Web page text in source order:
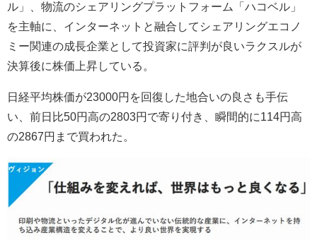
ル」、物流のシェアリングプラットフォーム「ハコベル」
を主軸に、インターネットと融合してシェアリングエコノ
ミー関連の成長企業として投資家に評判が良いラクスルが
決算後に株価上昇している。
日経平均株価が23000円を回復した地合いの良さも手伝
い、前日比50円高の2803円で寄り付き、瞬間的に114円高
の2867円まで買われた。